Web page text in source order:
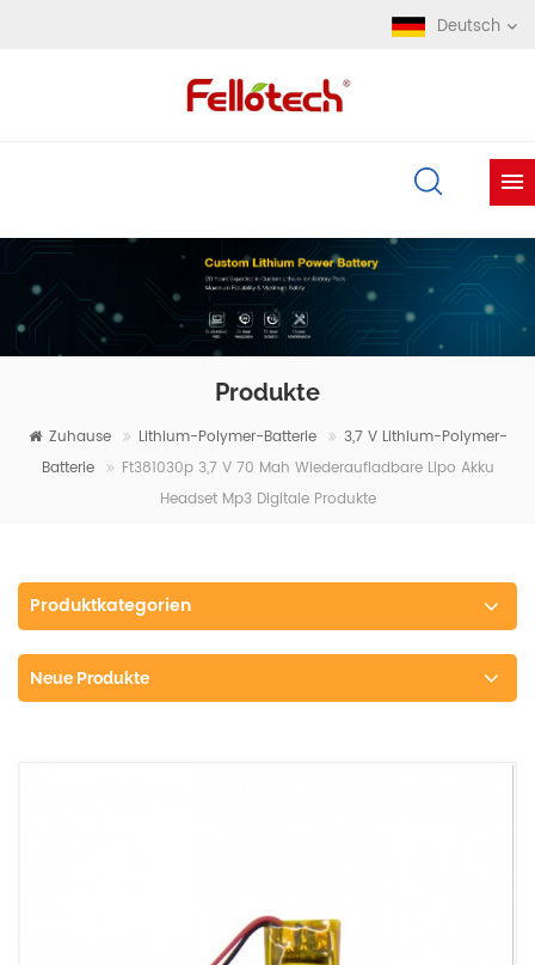
Deutsch
Produkte
Zuhause Lithium-Polymer-Batterie
3,7 V Lithium-Polymer-
Batterie
Ft381030p 3,7 V 70 Mah Wiederaufladbare Lipo Akku
Headset Mp3 Digitale Produkte
Produktkategorien
Neue Produkte